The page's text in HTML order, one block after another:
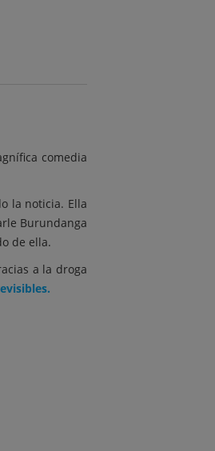
comedia
la noticia. Ella
Burundanga
de ella.
a la droga